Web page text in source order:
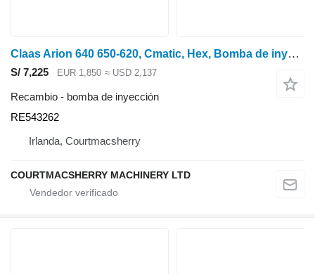
Claas Arion 640 650-620, Cmatic, Hex, Bomba de inyección de combustible 0011467510, RE543262 para tractor de ruedas
S/ 7,225 EUR 1,850 ≈ USD 2,137
Recambio - bomba de inyección
RE543262
Irlanda, Courtmacsherry
COURTMACSHERRY MACHINERY LTD